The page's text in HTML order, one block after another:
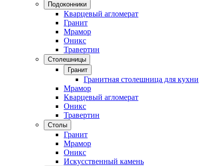
Подоконники
Кварцевый агломерат
Гранит
Мрамор
Оникс
Травертин
Столешницы
Гранит
Гранитная столешница для кухни
Мрамор
Кварцевый агломерат
Оникс
Травертин
Столы
Гранит
Мрамор
Оникс
Искусственный камень